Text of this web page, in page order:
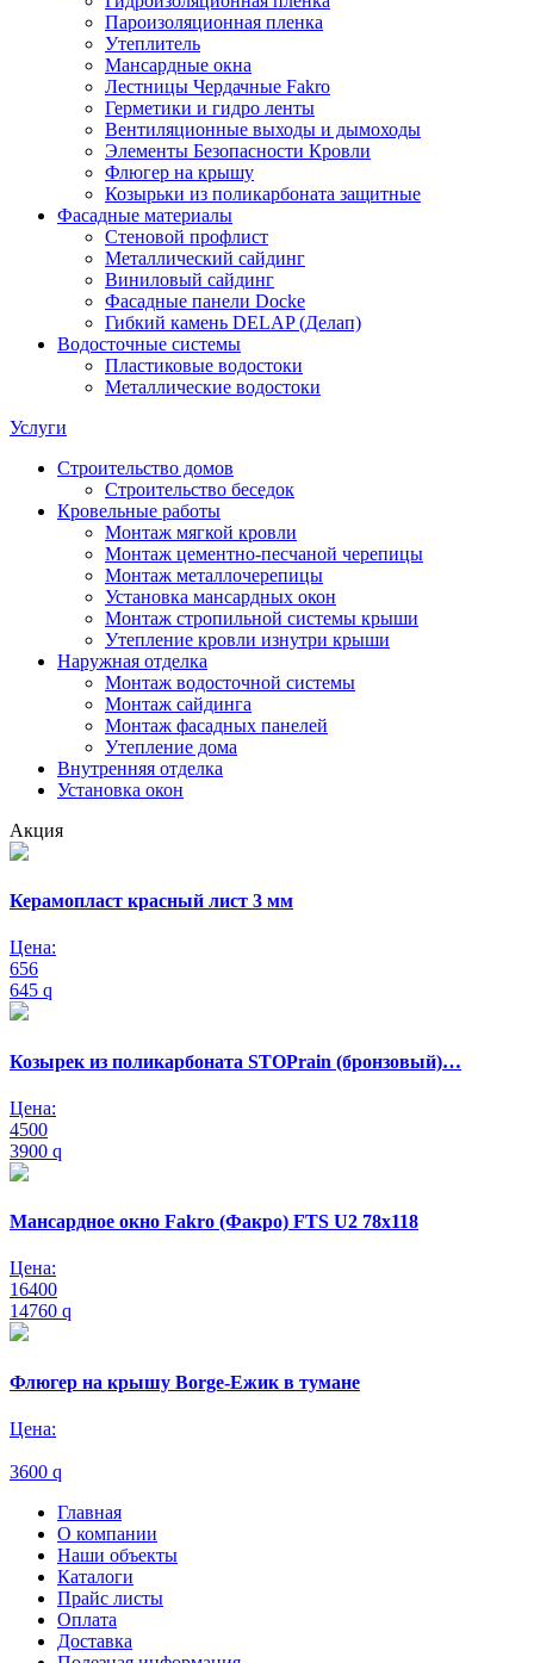
Пароизоляционная пленка
Утеплитель
Мансардные окна
Лестницы Чердачные Fakro
Герметики и гидро ленты
Вентиляционные выходы и дымоходы
Элементы Безопасности Кровли
Флюгер на крышу
Козырьки из поликарбоната защитные
Фасадные материалы
Стеновой профлист
Металлический сайдинг
Виниловый сайдинг
Фасадные панели Docke
Гибкий камень DELAP (Делап)
Водосточные системы
Пластиковые водостоки
Металлические водостоки
Услуги
Строительство домов
Строительство беседок
Кровельные работы
Монтаж мягкой кровли
Монтаж цементно-песчаной черепицы
Монтаж металлочерепицы
Установка мансардных окон
Монтаж стропильной системы крыши
Утепление кровли изнутри крыши
Наружная отделка
Монтаж водосточной системы
Монтаж сайдинга
Монтаж фасадных панелей
Утепление дома
Внутренняя отделка
Установка окон
Акция
Керамопласт красный лист 3 мм
Цена:
656
645 q
Козырек из поликарбоната STOPrain (бронзовый)…
Цена:
4500
3900 q
Мансардное окно Fakro (Факро) FTS U2 78х118
Цена:
16400
14760 q
Флюгер на крышу Borge-Ежик в тумане
Цена:
3600 q
Главная
О компании
Наши объекты
Каталоги
Прайс листы
Оплата
Доставка